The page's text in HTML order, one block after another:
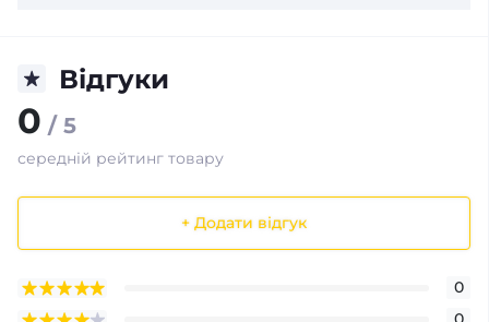
Відгуки
0 / 5
середній рейтинг товару
+ Додати відгук
0